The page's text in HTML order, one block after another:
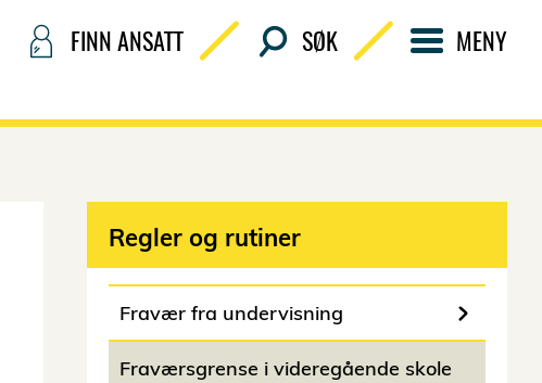
FINN ANSATT SØK MENY
Regler og rutiner
Fravær fra undervisning
Fraværsgrense i videregående skole